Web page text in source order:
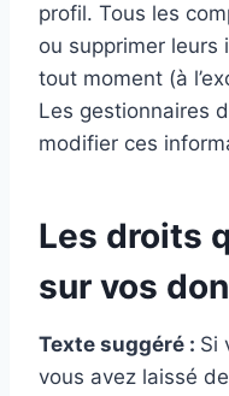
profil. Tous les
ou supprimer leurs
tout moment (à
Les gestionnaires
modifier ces
Les droits
sur vos
Texte suggéré : Si
vous avez laissé